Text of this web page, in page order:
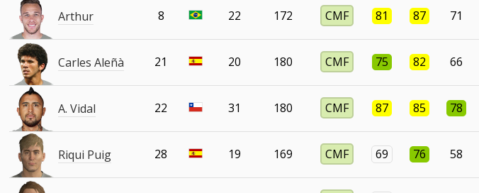
Arthur 8 22 172 CMF 81 87 71
Carles Aleñà 21 20 180 CMF 75 82 66
A. Vidal 22 31 180 CMF 87 85 78
Riqui Puig 28 19 169 CMF 69 76 58